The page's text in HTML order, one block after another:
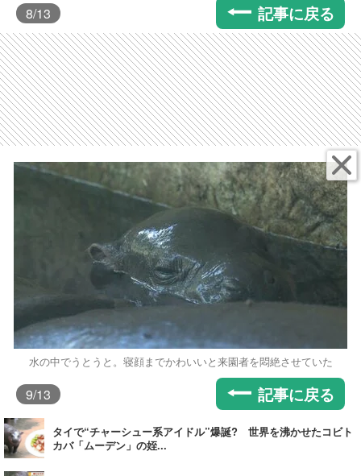
8/13 記事に戻る
水の中でうとうと。寝顔までかわいいと来園者を悶絶させていた
9/13 記事に戻る
タイで“チャーシュー系アイドル”爆誕? 世界を沸かせたコビト
カバ「ムーデン」の姪...